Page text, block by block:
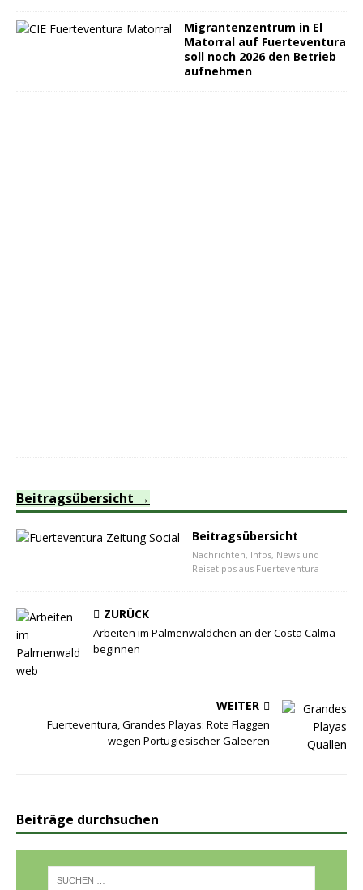
Migrantenzentrum in El
Matorral auf Fuerteventura
soll noch 2026 den Betrieb
aufnehmen
Beitragsübersicht
Beitragsübersicht
Nachrichten, Infos, News und
Reisetipps aus Fuerteventura
ZURÜCK
Arbeiten im Palmenwäldchen an der Costa Calma
beginnen
WEITER
Fuerteventura, Grandes Playas: Rote Flaggen
wegen Portugiesischer Galeeren
Beiträge durchsuchen